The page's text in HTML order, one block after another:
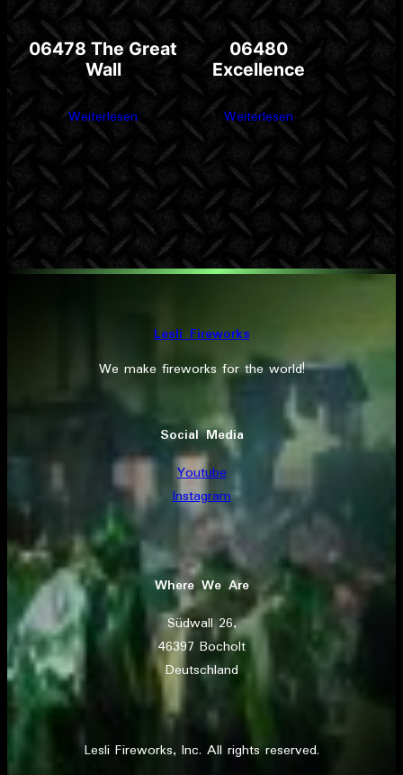
06478 The Great
Wall
Weiterlesen
06480
Excellence
Weiterlesen
Lesli Fireworks
We make fireworks for the world!
Social Media
Youtube
Instagram
Where We Are
Südwall 26,
46397 Bocholt
Deutschland
Lesli Fireworks, Inc. All rights reserved.